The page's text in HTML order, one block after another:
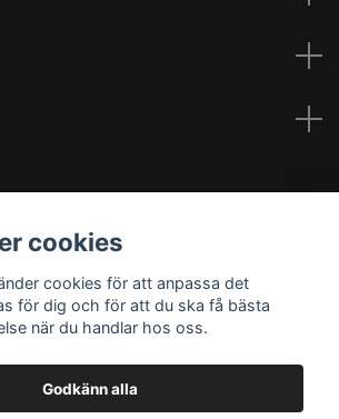
AB - Alla rättigheter reserverade
cookies
cookies för att anpassa det
för dig och för att du ska få bästa
när du handlar hos oss.
Godkänn alla